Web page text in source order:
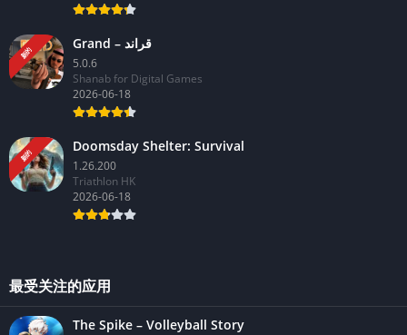
新的
Grand – قراند
5.0.6
Shanab for Digital Games
2026-06-18
新的
Doomsday Shelter: Survival
1.26.200
Triathlon HK
2026-06-18
最受关注的应用
The Spike – Volleyball Story